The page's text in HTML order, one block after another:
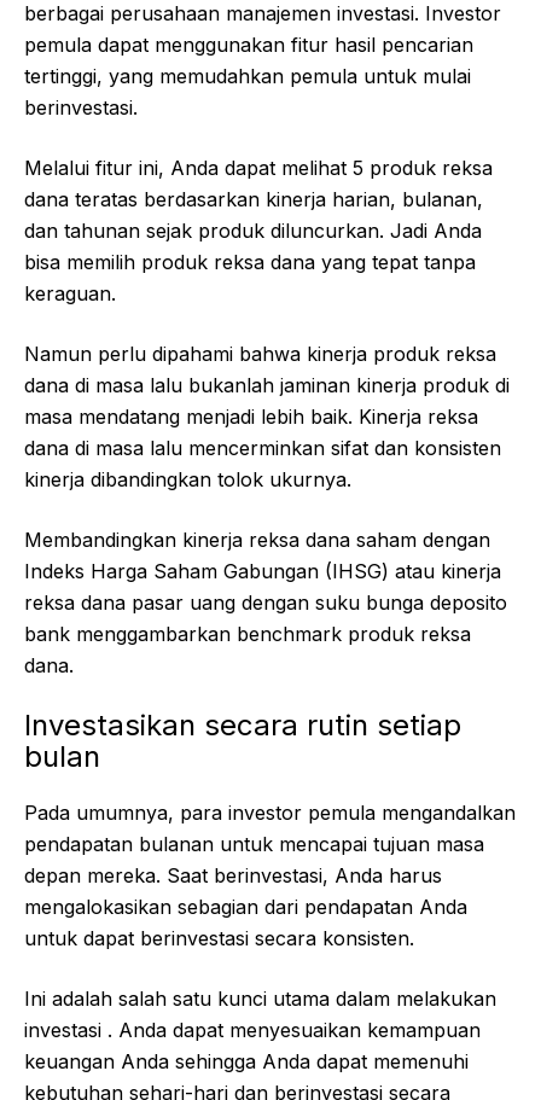
berbagai perusahaan manajemen investasi. Investor
pemula dapat menggunakan fitur hasil pencarian
tertinggi, yang memudahkan pemula untuk mulai
berinvestasi.
Melalui fitur ini, Anda dapat melihat 5 produk reksa
dana teratas berdasarkan kinerja harian, bulanan,
dan tahunan sejak produk diluncurkan. Jadi Anda
bisa memilih produk reksa dana yang tepat tanpa
keraguan.
Namun perlu dipahami bahwa kinerja produk reksa
dana di masa lalu bukanlah jaminan kinerja produk di
masa mendatang menjadi lebih baik. Kinerja reksa
dana di masa lalu mencerminkan sifat dan konsisten
kinerja dibandingkan tolok ukurnya.
Membandingkan kinerja reksa dana saham dengan
Indeks Harga Saham Gabungan (IHSG) atau kinerja
reksa dana pasar uang dengan suku bunga deposito
bank menggambarkan benchmark produk reksa
dana.
Investasikan secara rutin setiap
bulan
Pada umumnya, para investor pemula mengandalkan
pendapatan bulanan untuk mencapai tujuan masa
depan mereka. Saat berinvestasi, Anda harus
mengalokasikan sebagian dari pendapatan Anda
untuk dapat berinvestasi secara konsisten.
Ini adalah salah satu kunci utama dalam melakukan
investasi . Anda dapat menyesuaikan kemampuan
keuangan Anda sehingga Anda dapat memenuhi
kebutuhan sehari-hari dan berinvestasi secara